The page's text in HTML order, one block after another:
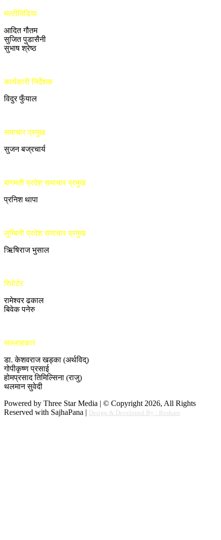
मल्टीमिडिया
आदित गौतम
सुजित पुडासैनी
सुभाष श्रेष्ठ
कार्यकारी निर्देशक
विदुर फुँयाल
समाचार प्रमुख
सुजन बज्रचार्य
बागमती प्रदेश समाचार प्रमुख
प्रनिश थापा
लुम्बिनी प्रदेश समाचार प्रमुख
ऋिषिराज भुसाल
रिपोर्टर
रामेश्वर ढकाल
बिवेक पनेरु
सल्लाहकार
डा. केशवराज खड्का (अर्थविद्)
गोपीकृष्ण प्रसाई
होमप्रसाद तिमिल्सिना (राजु)
थलमान सुवेदी
Powered by Three Star Media | © Copyright 2026, All Rights
Reserved with SajhaPana | Design & Developed By : Resham